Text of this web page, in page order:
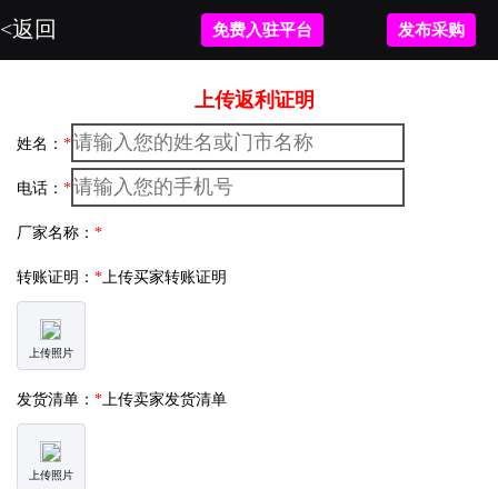
<返回 免费入驻平台 发布采购
上传返利证明
姓名： *
电话： *
厂家名称： *
转账证明： *上传买家转账证明
上传照片
发货清单： * 上传卖家发货清单
上传照片